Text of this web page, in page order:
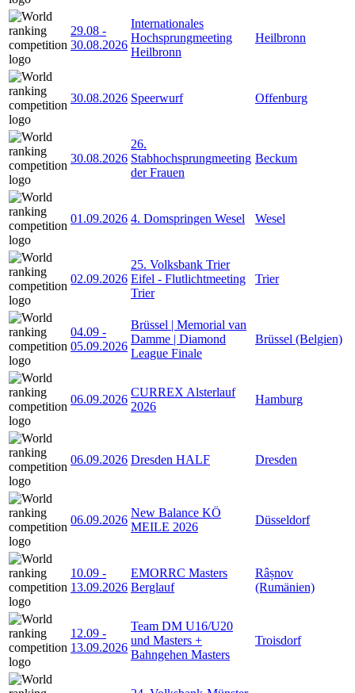
29.08 -
30.08.2026
Internationales
Hochsprungmeeting
Heilbronn
Heilbronn
30.08.2026 Speerwurf Offenburg
30.08.2026
26.
Stabhochsprungmeeting
der Frauen
Beckum
01.09.2026 4. Domspringen Wesel Wesel
02.09.2026
25. Volksbank Trier
Eifel - Flutlichtmeeting
Trier
Trier
04.09 -
05.09.2026
Brüssel | Memorial van
Damme | Diamond
League Finale
Brüssel (Belgien)
06.09.2026
CURREX Alsterlauf
2026
Hamburg
06.09.2026 Dresden HALF Dresden
06.09.2026
New Balance KÖ
MEILE 2026
Düsseldorf
10.09 -
13.09.2026
EMORRC Masters
Berglauf
Râșnov
(Rumänien)
12.09 -
13.09.2026
Team DM U16/U20
und Masters +
Bahngehen Masters
Troisdorf